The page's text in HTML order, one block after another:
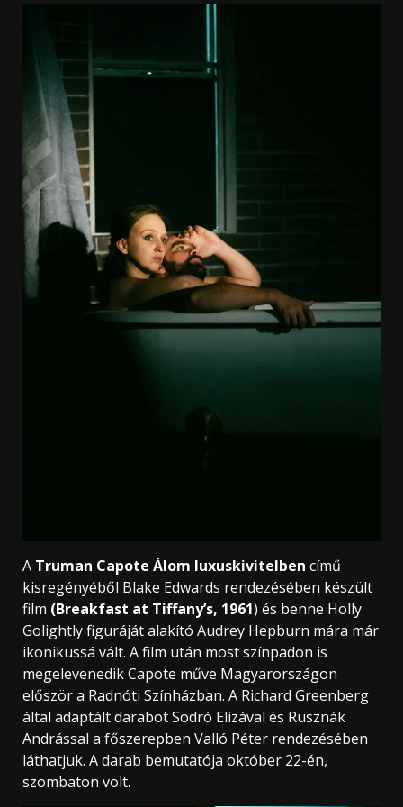
A Truman Capote Álom luxuskivitelben című
kisregényéből Blake Edwards rendezésében készült
film (Breakfast at Tiffany’s, 1961) és benne Holly
Golightly figuráját alakító Audrey Hepburn mára már
ikonikussá vált. A film után most színpadon is
megelevenedik Capote műve Magyarországon
először a Radnóti Színházban. A Richard Greenberg
által adaptált darabot Sodró Elizával és Rusznák
Andrással a főszerepben Valló Péter rendezésében
láthatjuk. A darab bemutatója október 22-én,
szombaton volt.